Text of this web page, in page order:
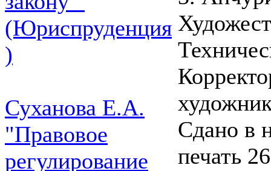
(Юриспруденция
)
Суханова Е.А.
"Правовое
регулирование
Сдано в
печать